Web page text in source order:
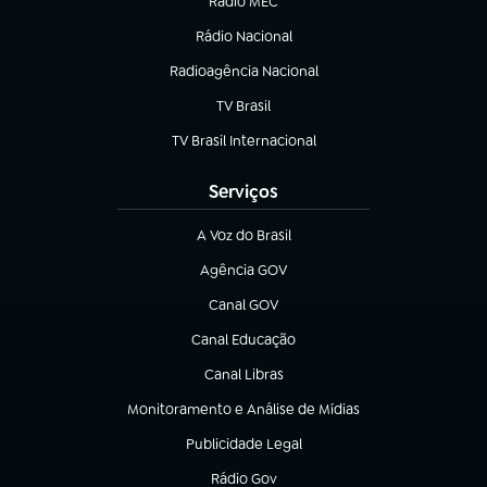
(abre em nova aba)
Rádio Nacional
Radioagência Nacional
(abre em nova aba)
TV Brasil
(abre em nova aba)
TV Brasil Internacional
(abre em nova aba)
Serviços
A Voz do Brasil
(abre em nova aba)
Agência GOV
(abre em nova aba)
Canal GOV
(abre em nova aba)
Canal Educação
(abre em nova aba)
Canal Libras
(abre em nova aba)
Monitoramento e Análise de Mídias
(abre em nova aba)
Publicidade Legal
(abre em nova aba)
Rádio Gov